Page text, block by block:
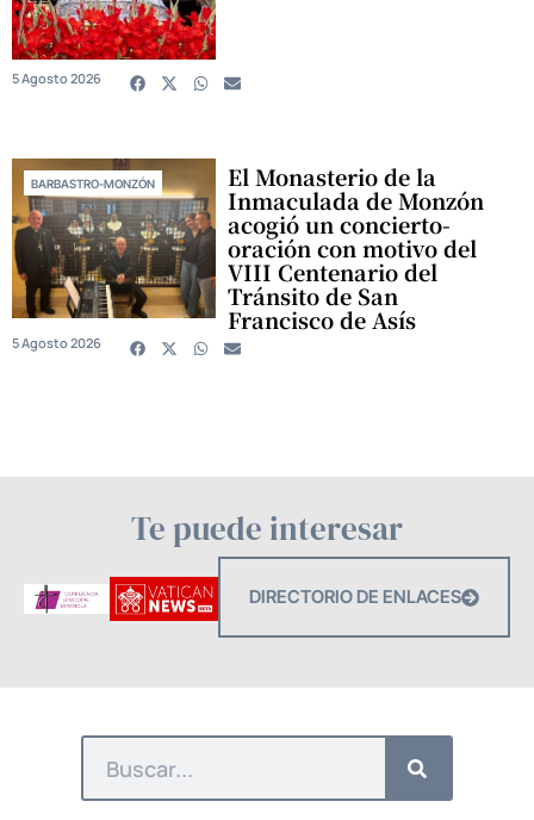
5 Agosto 2026
BARBASTRO-MONZÓN El Monasterio de la
Inmaculada de Monzón
acogió un concierto-
oración con motivo del
VIII Centenario del
Tránsito de San
Francisco de Asís
5 Agosto 2026
Te puede interesar
DIRECTORIO DE ENLACES